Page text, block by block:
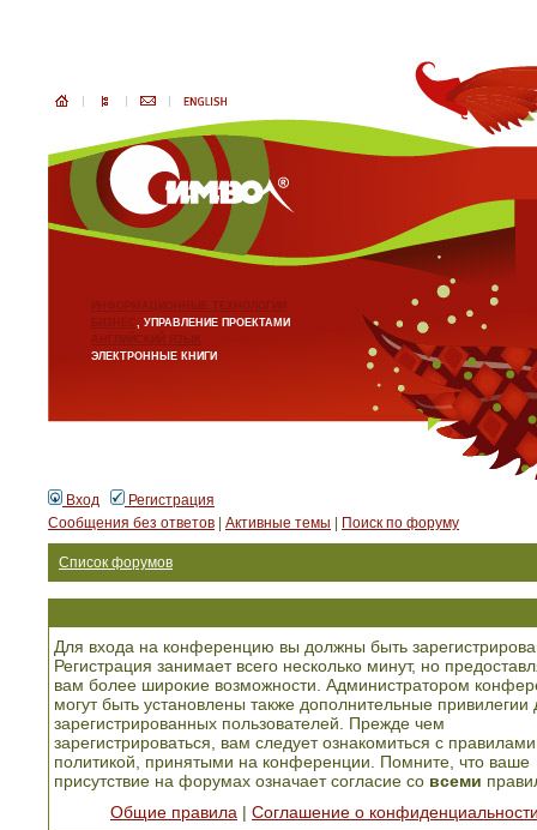
ИНФОРМАЦИОННЫЕ ТЕХНОЛОГИИ
БИЗНЕС, УПРАВЛЕНИЕ ПРОЕКТАМИ
АНГЛИЙСКИЙ ЯЗЫК
ЭЛЕКТРОННЫЕ КНИГИ
Вход
Регистрация
Сообщения без ответов
Активные темы Поиск по форуму
Список форумов
Для входа на конференцию вы должны быть
Регистрация занимает всего несколько минут, но
вам более широкие возможности. Администратором
могут быть установлены также дополнительные привилегии
зарегистрированных пользователей. Прежде чем
зарегистрироваться, вам следует ознакомиться с
политикой, принятыми на конференции. Помните, что ваше
присутствие на форумах означает согласие со всеми
Общие правила
Соглашение о